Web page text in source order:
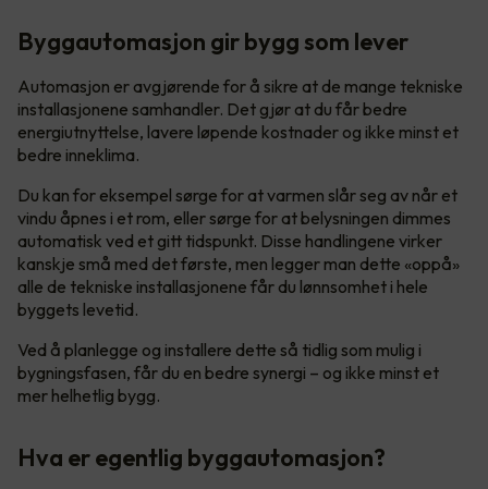
Byggautomasjon gir bygg som lever
Automasjon er avgjørende for å sikre at de mange tekniske
installasjonene samhandler. Det gjør at du får bedre
energiutnyttelse, lavere løpende kostnader og ikke minst et
bedre inneklima.
Du kan for eksempel sørge for at varmen slår seg av når et
vindu åpnes i et rom, eller sørge for at belysningen dimmes
automatisk ved et gitt tidspunkt. Disse handlingene virker
kanskje små med det første, men legger man dette «oppå»
alle de tekniske installasjonene får du lønnsomhet i hele
byggets levetid.
Ved å planlegge og installere dette så tidlig som mulig i
bygningsfasen, får du en bedre synergi – og ikke minst et
mer helhetlig bygg.
Hva er egentlig byggautomasjon?